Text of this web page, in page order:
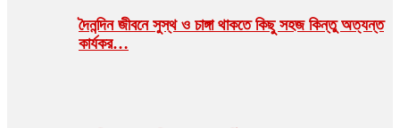
দৈনন্দিন জীবনে সুস্থ ও চাঙ্গা থাকতে কিছু সহজ কিন্তু অত্যন্ত
কার্যকর…